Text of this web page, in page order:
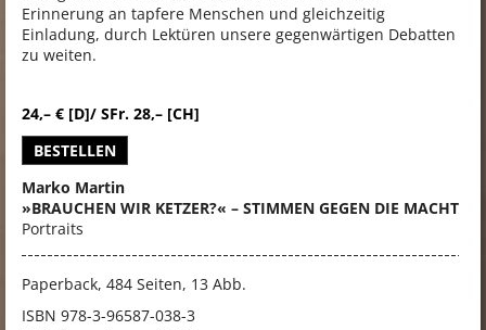
Erinnerung an tapfere Menschen und gleichzeitig
Einladung, durch Lektüren unsere gegenwärtigen Debatten
zu weiten.
24,– € [D]/ SFr. 28,– [CH]
BESTELLEN
Marko Martin
»BRAUCHEN WIR KETZER?« – STIMMEN GEGEN DIE MACHT
Portraits
Paperback, 484 Seiten, 13 Abb.
ISBN 978-3-96587-038-3